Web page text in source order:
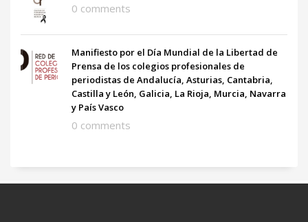
0 comments
Manifiesto por el Día Mundial de la Libertad de
Prensa de los colegios profesionales de
periodistas de Andalucía, Asturias, Cantabria,
Castilla y León, Galicia, La Rioja, Murcia, Navarra
y País Vasco
0 comments